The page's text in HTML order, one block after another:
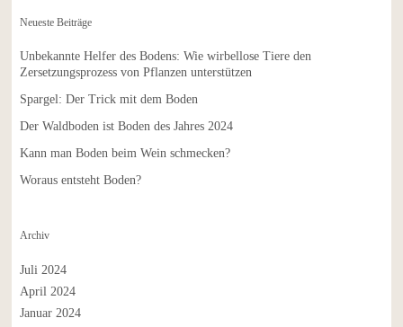
Neueste Beiträge
Unbekannte Helfer des Bodens: Wie wirbellose Tiere den
Zersetzungsprozess von Pflanzen unterstützen
Spargel: Der Trick mit dem Boden
Der Waldboden ist Boden des Jahres 2024
Kann man Boden beim Wein schmecken?
Woraus entsteht Boden?
Archiv
Juli 2024
April 2024
Januar 2024